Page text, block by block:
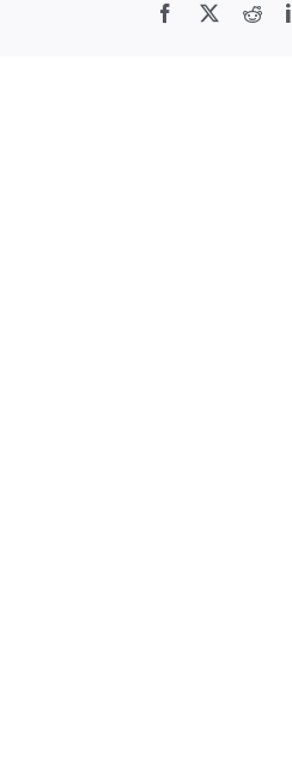
Facebook
X